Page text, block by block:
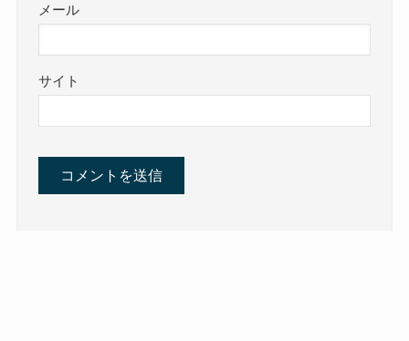
メール
サイト